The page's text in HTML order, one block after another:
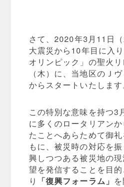
さて、2020年3月11日
大震災から10年目に入
オリンピック」の聖火
（木）に、当地区のＪ
からスタートいたします
この特別な意味を持つ3
に多くのロータリアン
たことへあらためて御
もに、被災時の対応を
興しつつある被災地の
望を発信することを目
り
「復興フォーラム」